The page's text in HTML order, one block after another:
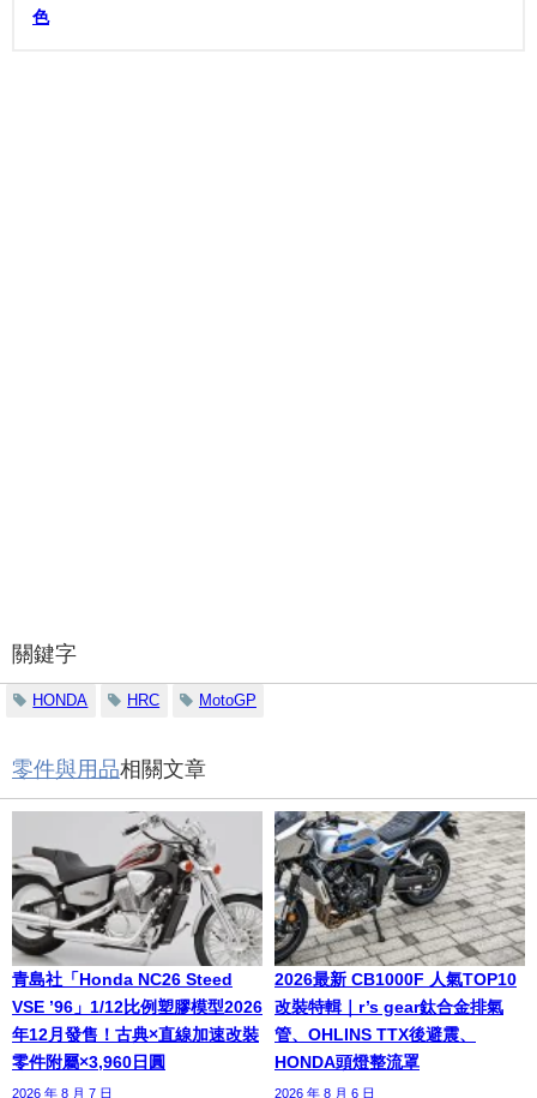
色
關鍵字
HONDA HRC MotoGP
零件與用品相關文章
青島社「Honda NC26 Steed
VSE ’96」1/12比例塑膠模型2026
年12月發售！古典×直線加速改裝
零件附屬×3,960日圓
2026 年 8 月 7 日
2026最新 CB1000F 人氣TOP10
改裝特輯｜r’s gear鈦合金排氣
管、OHLINS TTX後避震、
HONDA頭燈整流罩
2026 年 8 月 6 日